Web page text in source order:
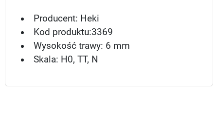
Producent: Heki
Kod produktu:3369
Wysokość trawy: 6 mm
Skala: H0, TT, N